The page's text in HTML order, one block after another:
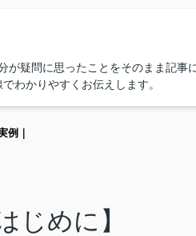
が疑問に思ったことをそのまま記事
わかりやすくお伝えします。
例｜
じめに】